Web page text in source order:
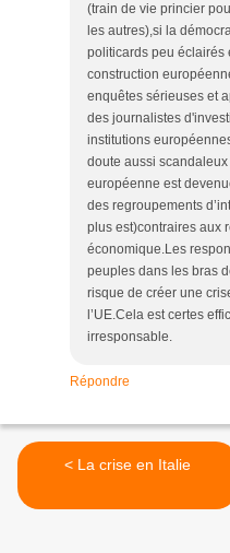
(train de vie princier
les autres),si la
politicards peu éclairés
construction
enquêtes sérieuses et
des journalistes
institutions
doute aussi
européenne est
des regroupements
plus est)contraires aux
économique.Les
peuples dans les bras
risque de créer une
l’UE.Cela est certes
irresponsable.
Répondre
< La crise en Italie